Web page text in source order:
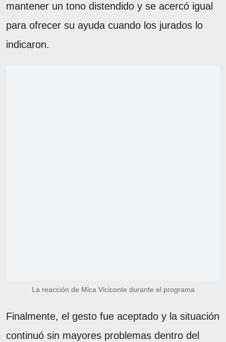
mantener un tono distendido y se acercó igual
para ofrecer su ayuda cuando los jurados lo
indicaron.
La reacción de Mica Viciconte durante el programa
Finalmente, el gesto fue aceptado y la situación
continuó sin mayores problemas dentro del